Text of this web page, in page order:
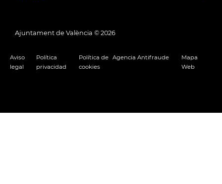
Ajuntament de València © 2026
Aviso
legal
Política
privacidad
Política de
cookies
Agencia Antifraude
Mapa
Web